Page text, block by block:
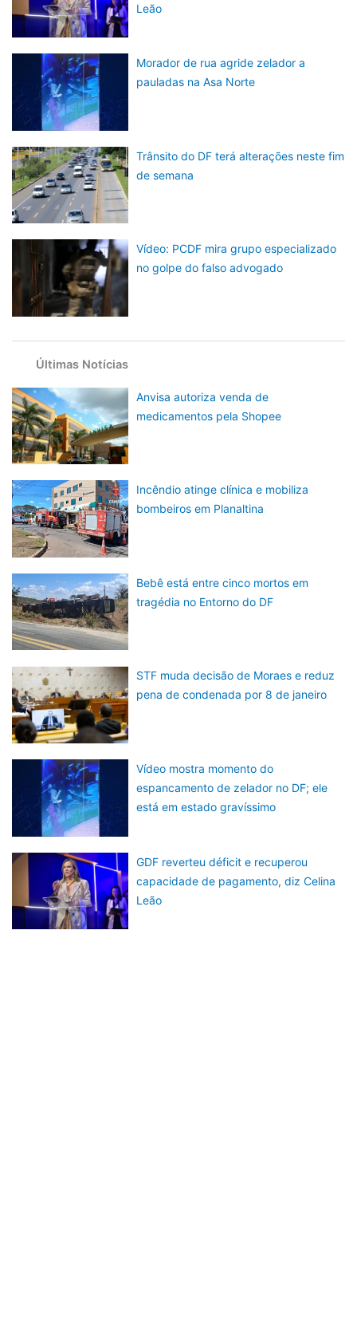
Leão
Morador de rua agride zelador a
pauladas na Asa Norte
Trânsito do DF terá alterações neste fim
de semana
Vídeo: PCDF mira grupo especializado
no golpe do falso advogado
Últimas Notícias
Anvisa autoriza venda de
medicamentos pela Shopee
Incêndio atinge clínica e mobiliza
bombeiros em Planaltina
Bebê está entre cinco mortos em
tragédia no Entorno do DF
STF muda decisão de Moraes e reduz
pena de condenada por 8 de janeiro
Vídeo mostra momento do
espancamento de zelador no DF; ele
está em estado gravíssimo
GDF reverteu déficit e recuperou
capacidade de pagamento, diz Celina
Leão